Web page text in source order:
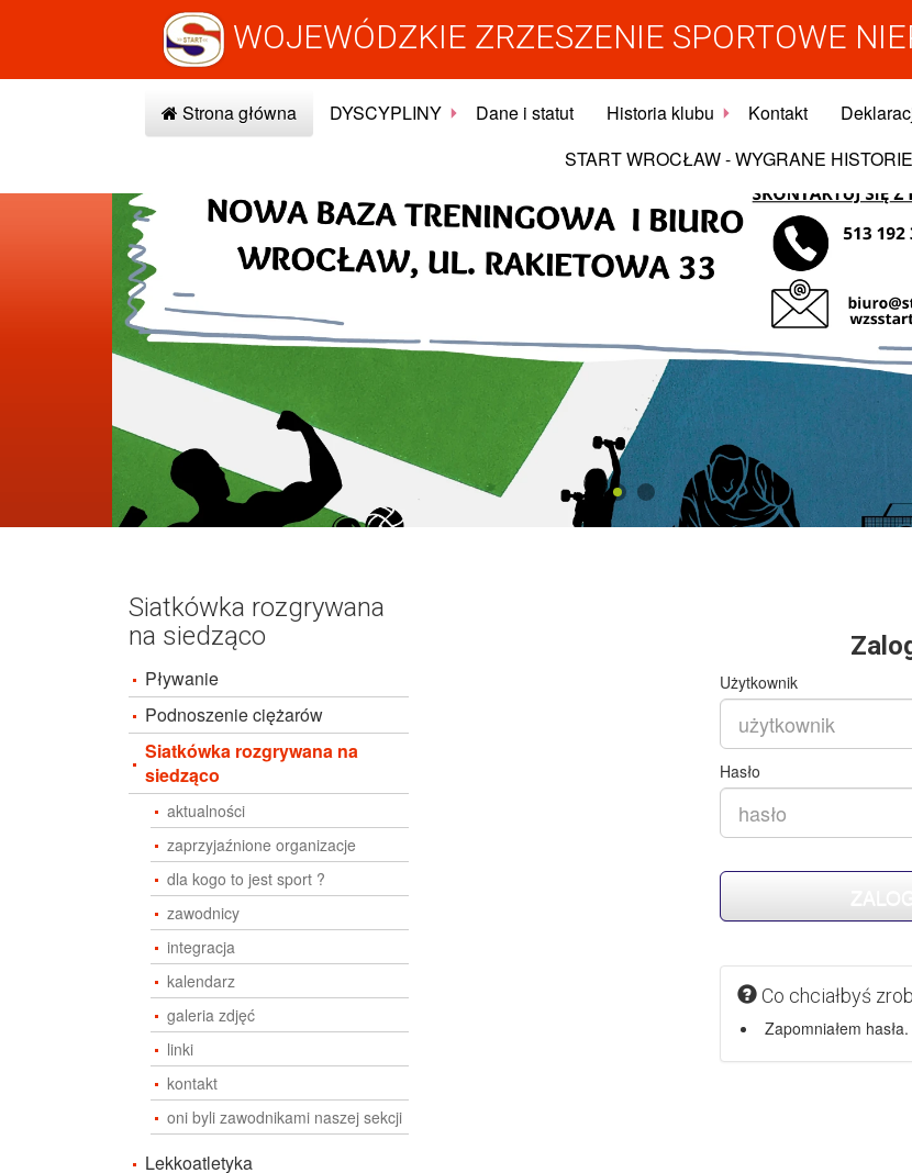
WOJEWÓDZKIE ZRZESZENIE SPORTOWE
Strona główna DYSCYPLINY Dane i statut Historia klubu Kontakt
START WROCŁAW - WYGRANE HISTORIE
Siatkówka rozgrywana
na siedząco
Pływanie
Podnoszenie ciężarów
Siatkówka rozgrywana na
siedząco
aktualności
zaprzyjaźnione organizacje
dla kogo to jest sport ?
zawodnicy
integracja
kalendarz
galeria zdjęć
linki
kontakt
oni byli zawodnikami naszej sekcji
Lekkoatletyka
Użytkownik
Hasło
Co chciałbyś
Zapomniałem hasła.